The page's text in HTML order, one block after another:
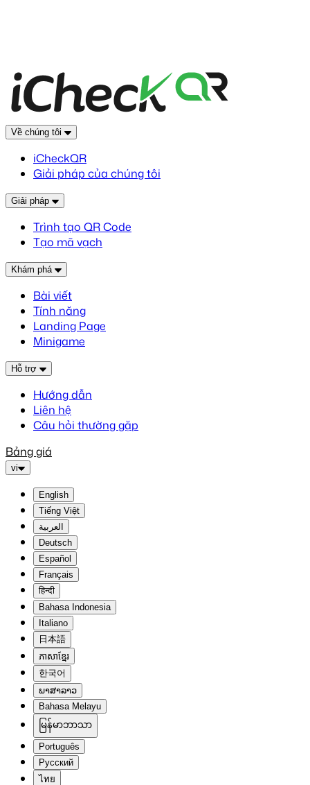
Về chúng tôi
iCheckQR
Giải pháp của chúng tôi
Giải pháp
Trình tạo QR Code
Tạo mã vạch
Khám phá
Bài viết
Tính năng
Landing Page
Minigame
Hỗ trợ
Hướng dẫn
Liên hệ
Câu hỏi thường gặp
Bảng giá
vi
English
Tiếng Việt
العربية
Deutsch
Español
Français
हिन्दी
Bahasa Indonesia
Italiano
日本語
ភាសាខ្មែរ
한국어
ພາສາລາວ
Bahasa Melayu
မြန်မာဘာသာ
Português
Русский
ไทย